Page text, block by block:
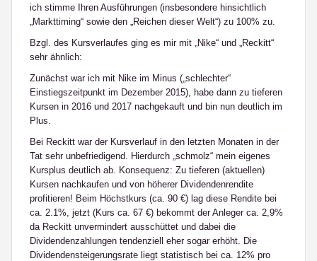
ich stimme Ihren Ausführungen (insbesondere hinsichtlich
„Markttiming“ sowie den „Reichen dieser Welt“) zu 100% zu.
Bzgl. des Kursverlaufes ging es mir mit „Nike“ und „Reckitt“
sehr ähnlich:
Zunächst war ich mit Nike im Minus („schlechter“
Einstiegszeitpunkt im Dezember 2015), habe dann zu tieferen
Kursen in 2016 und 2017 nachgekauft und bin nun deutlich im
Plus.
Bei Reckitt war der Kursverlauf in den letzten Monaten in der
Tat sehr unbefriedigend. Hierdurch „schmolz“ mein eigenes
Kursplus deutlich ab. Konsequenz: Zu tieferen (aktuellen)
Kursen nachkaufen und von höherer Dividendenrendite
profitieren! Beim Höchstkurs (ca. 90 €) lag diese Rendite bei
ca. 2.1%, jetzt (Kurs ca. 67 €) bekommt der Anleger ca. 2,9%
da Reckitt unvermindert ausschüttet und dabei die
Dividendenzahlungen tendenziell eher sogar erhöht. Die
Dividendensteigerungsrate liegt statistisch bei ca. 12% pro